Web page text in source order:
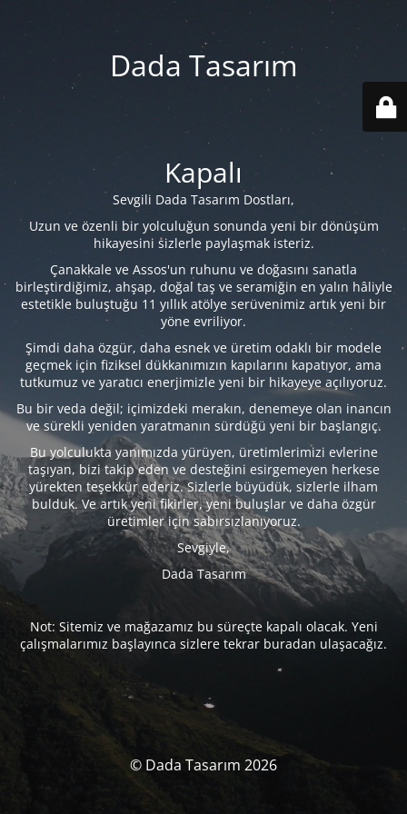
Dada Tasarım
Kapalı
Sevgili Dada Tasarım Dostları,
Uzun ve özenli bir yolculuğun sonunda yeni bir dönüşüm
hikayesini sizlerle paylaşmak isteriz.
Çanakkale ve Assos'un ruhunu ve doğasını sanatla
birleştirdiğimiz, ahşap, doğal taş ve seramiğin en yalın hâliyle
estetikle buluştuğu 11 yıllık atölye serüvenimiz artık yeni bir
yöne evriliyor.
Şimdi daha özgür, daha esnek ve üretim odaklı bir modele
geçmek için fiziksel dükkanımızın kapılarını kapatıyor, ama
tutkumuz ve yaratıcı enerjimizle yeni bir hikayeye açılıyoruz.
Bu bir veda değil; içimizdeki merakın, denemeye olan inancın
ve sürekli yeniden yaratmanın sürdüğü yeni bir başlangıç.
Bu yolculukta yanımızda yürüyen, üretimlerimizi evlerine
taşıyan, bizi takip eden ve desteğini esirgemeyen herkese
yürekten teşekkür ederiz. Sizlerle büyüdük, sizlerle ilham
bulduk. Ve artık yeni fikirler, yeni buluşlar ve daha özgür
üretimler için sabırsızlanıyoruz.
Sevgiyle,
Dada Tasarım
Not: Sitemiz ve mağazamız bu süreçte kapalı olacak. Yeni
çalışmalarımız başlayınca sizlere tekrar buradan ulaşacağız.
© Dada Tasarım 2026